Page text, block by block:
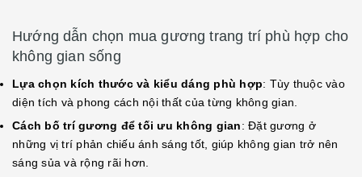
Hướng dẫn chọn mua gương trang trí phù hợp cho
không gian sống
Lựa chọn kích thước và kiểu dáng phù hợp: Tùy thuộc vào
diện tích và phong cách nội thất của từng không gian.
Cách bố trí gương để tối ưu không gian: Đặt gương ở
những vị trí phản chiếu ánh sáng tốt, giúp không gian trở nên
sáng sủa và rộng rãi hơn.